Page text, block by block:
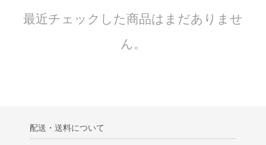
最近チェックした商品はまだありませ
ん。
配送・送料について